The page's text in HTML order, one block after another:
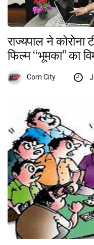
राज्यपाल ने
फिल्म ‘‘भूमका’’ का
Corn City